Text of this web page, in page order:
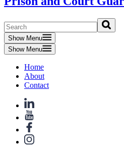
Show Menu
Show Menu
Home
About
Contact